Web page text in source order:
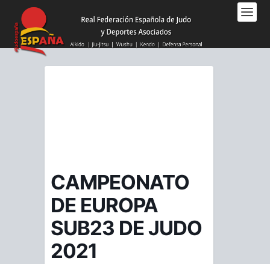
este
sitio
web
CAMPEONATO
DE EUROPA
SUB23 DE JUDO
2021